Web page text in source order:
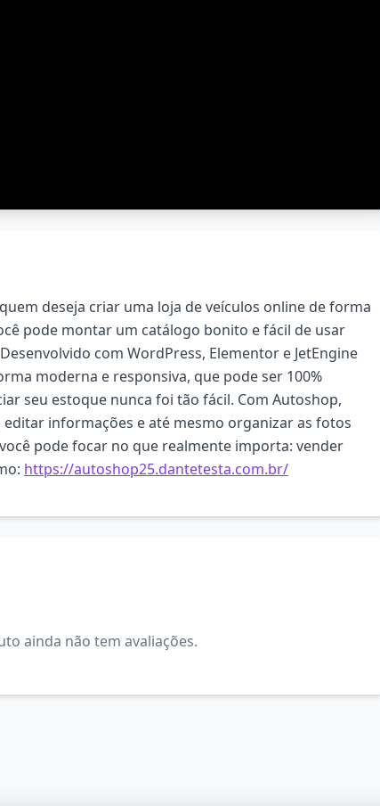
deseja criar uma loja de veículos online de forma
pode montar um catálogo bonito e fácil de usar
com WordPress, Elementor e JetEngine
moderna e responsiva, que pode ser 100%
seu estoque nunca foi tão fácil. Com Autoshop,
informações e até mesmo organizar as fotos
pode focar no que realmente importa: vender
https://autoshop25.dantetesta.com.br/
ainda não tem avaliações.